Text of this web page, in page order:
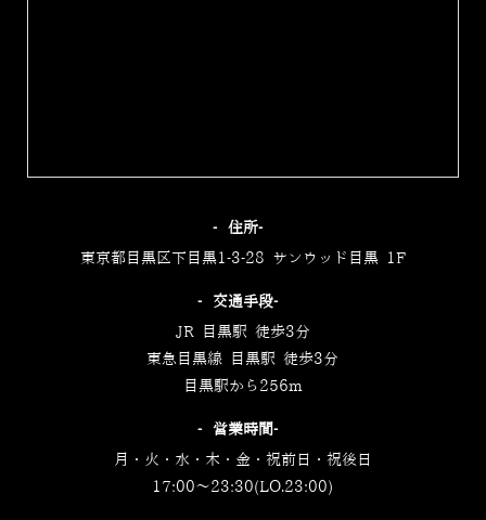
‐住所‐
東京都目黒区下目黒1-3-28 サンウッド目黒 1F
‐交通手段‐
JR 目黒駅 徒歩3分
東急目黒線 目黒駅 徒歩3分
目黒駅から256m
‐営業時間‐
月・火・水・木・金・祝前日・祝後日
17:00～23:30(LO.23:00)